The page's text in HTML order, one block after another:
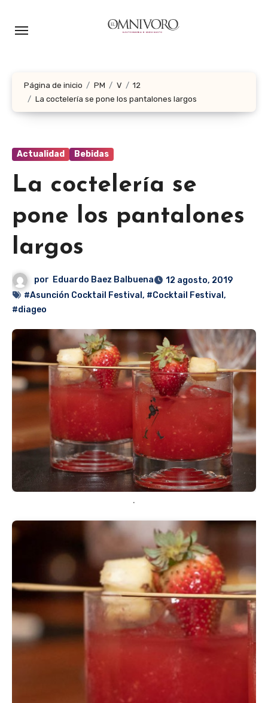
Página de inicio PM V
12
La coctelería se pone los pantalones largos
Actualidad Bebidas
La coctelería se
pone los pantalones
largos
por Eduardo Baez Balbuena
12 agosto, 2019
#Asunción Cocktail Festival , #Cocktail Festival ,
#diageo
.